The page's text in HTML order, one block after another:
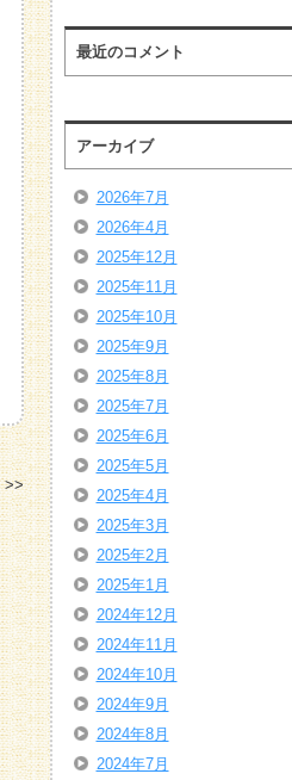
最近のコメント
アーカイブ
2026年7月
2026年4月
2025年12月
2025年11月
2025年10月
2025年9月
2025年8月
2025年7月
2025年6月
2025年5月
2025年4月
2025年3月
2025年2月
2025年1月
2024年12月
2024年11月
2024年10月
2024年9月
2024年8月
2024年7月